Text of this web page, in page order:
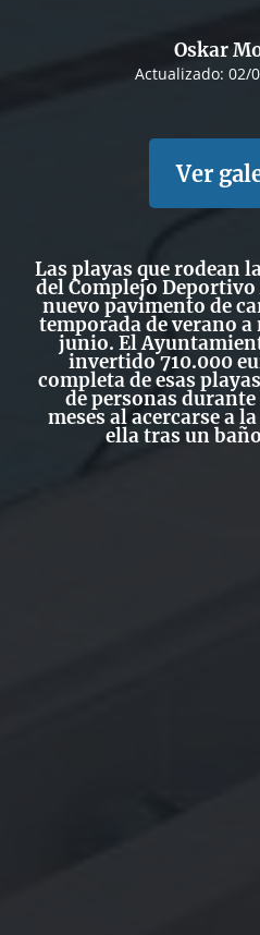
Oskar
Actualizado: 02/
Ver
Lasplayasque rodean
del Complejo Deportivo
nuevo pavimento de
temporada de verano a
junio. El
invertido710.000
completade esas
de personas
meses al acercarse a
ella tras un